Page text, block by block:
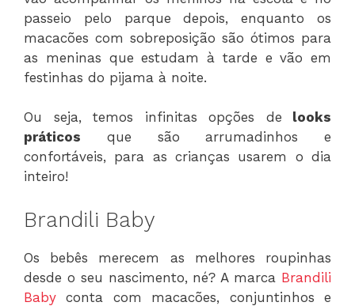
passeio pelo parque depois, enquanto os
macacões com sobreposição são ótimos para
as meninas que estudam à tarde e vão em
festinhas do pijama à noite.
Ou seja, temos infinitas opções de looks
práticos que são arrumadinhos e
confortáveis, para as crianças usarem o dia
inteiro!
Brandili Baby
Os bebês merecem as melhores roupinhas
desde o seu nascimento, né? A marca Brandili
Baby conta com macacões, conjuntinhos e